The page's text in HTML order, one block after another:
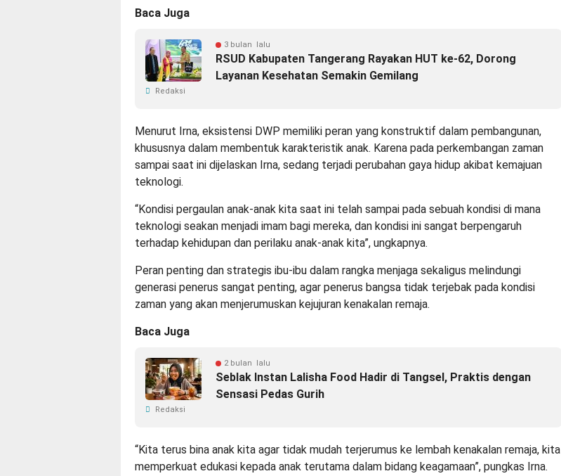
Baca Juga
3 bulan lalu
RSUD Kabupaten Tangerang Rayakan HUT ke-62, Dorong
Layanan Kesehatan Semakin Gemilang
Redaksi
Menurut Irna, eksistensi DWP memiliki peran yang konstruktif dalam pembangunan,
khususnya dalam membentuk karakteristik anak. Karena pada perkembangan zaman
sampai saat ini dijelaskan Irna, sedang terjadi perubahan gaya hidup akibat kemajuan
teknologi.
“Kondisi pergaulan anak-anak kita saat ini telah sampai pada sebuah kondisi di mana
teknologi seakan menjadi imam bagi mereka, dan kondisi ini sangat berpengaruh
terhadap kehidupan dan perilaku anak-anak kita”, ungkapnya.
Peran penting dan strategis ibu-ibu dalam rangka menjaga sekaligus melindungi
generasi penerus sangat penting, agar penerus bangsa tidak terjebak pada kondisi
zaman yang akan menjerumuskan kejujuran kenakalan remaja.
Baca Juga
2 bulan lalu
Seblak Instan Lalisha Food Hadir di Tangsel, Praktis dengan
Sensasi Pedas Gurih
Redaksi
“Kita terus bina anak kita agar tidak mudah terjerumus ke lembah kenakalan remaja, kita
memperkuat edukasi kepada anak terutama dalam bidang keagamaan”, pungkas Irna.